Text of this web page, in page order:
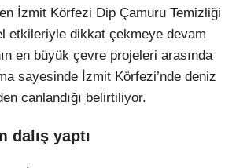
İzmit Körfezi Dip Çamuru Temizliği
etkileriyle dikkat çekmeye devam
en büyük çevre projeleri arasında
sayesinde İzmit Körfezi’nde deniz
canlandığı belirtiliyor.
dalış yaptı